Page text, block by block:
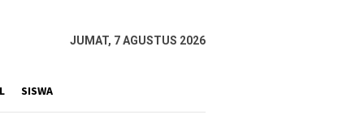
JUMAT, 7 AGUSTUS 2026
SISWA